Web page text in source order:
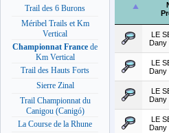
Trail des 6 Burons
Méribel Trails et Km
Vertical
Championnat France de
Km Vertical
Trail des Hauts Forts
Sierre Zinal
Trail Championnat du
Canigou (Canigó)
La Course de la Rhune
LE
Dany
LE
Dany
LE
Dany
LE
Dany